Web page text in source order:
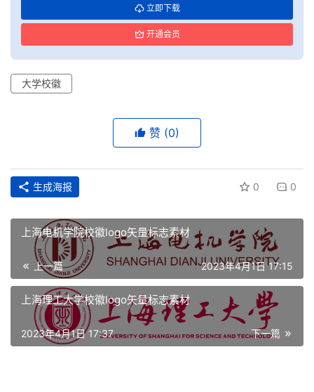
首
讯
平
立即下载
开通会员
大学校徽
赞 (0)
生成海报 0 0
上海电机学院校徽logo矢量标志素材
上一篇 2023年4月1日 17:15
上海理工大学校徽logo矢量标志素材
下一篇
2023年4月1日 17:37